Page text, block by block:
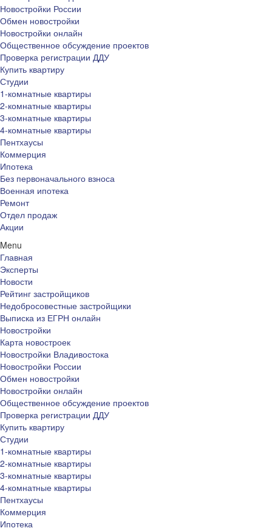
Новостройки России
Обмен новостройки
Новостройки онлайн
Общественное обсуждение проектов
Проверка регистрации ДДУ
Купить квартиру
Студии
1-комнатные квартиры
2-комнатные квартиры
3-комнатные квартиры
4-комнатные квартиры
Пентхаусы
Коммерция
Ипотека
Без первоначального взноса
Военная ипотека
Ремонт
Отдел продаж
Акции
Menu
Главная
Эксперты
Новости
Рейтинг застройщиков
Недобросовестные застройщики
Выписка из ЕГРН онлайн
Новостройки
Карта новостроек
Новостройки Владивостока
Новостройки России
Обмен новостройки
Новостройки онлайн
Общественное обсуждение проектов
Проверка регистрации ДДУ
Купить квартиру
Студии
1-комнатные квартиры
2-комнатные квартиры
3-комнатные квартиры
4-комнатные квартиры
Пентхаусы
Коммерция
Ипотека